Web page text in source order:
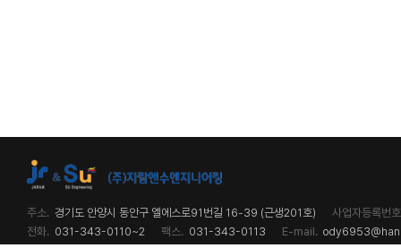
주소. 경기도 안양시 동안구 엘에스로91번길 16-39 (근생201호) 사업자등록번
전화. 031-343-0110~2 팩스. 031-343-0113 E-mail.